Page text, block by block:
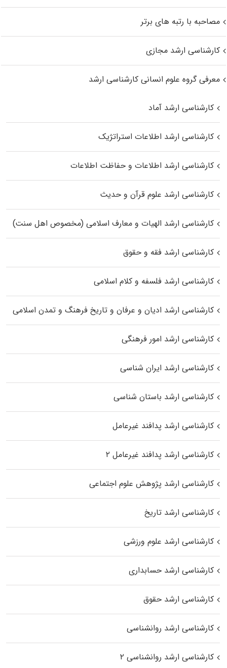
مصاحبه با رتبه های برتر
کارشناسی ارشد مجازی
معرفی گروه علوم انسانی کارشناسی ارشد
کارشناسی ارشد آماد
کارشناسی ارشد اطلاعات استراتژیک
کارشناسی ارشد اطلاعات و حفاظت اطلاعات
کارشناسی ارشد علوم قرآن و حدیث
کارشناسی ارشد الهیات و معارف اسلامی (مخصوص اهل سنت)
کارشناسی ارشد فقه و حقوق
کارشناسی ارشد فلسفه و کلام اسلامی
کارشناسی ارشد ادیان و عرفان و تاریخ فرهنگ و تمدن اسلامی
کارشناسی ارشد امور فرهنگی
کارشناسی ارشد ایران شناسی
کارشناسی ارشد باستان شناسی
کارشناسی ارشد پدافند غیرعامل
کارشناسی ارشد پدافند غیرعامل ۲
کارشناسی ارشد پژوهش علوم اجتماعی
کارشناسی ارشد تاریخ
کارشناسی ارشد علوم ورزشی
کارشناسی ارشد حسابداری
کارشناسی ارشد حقوق
کارشناسی ارشد روانشناسی
کارشناسی ارشد روانشناسی ۲